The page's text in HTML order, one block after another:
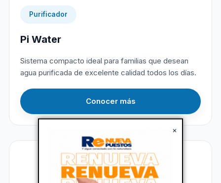
×
Purificador
Pi Water
Sistema compacto ideal para familias que desean
agua purificada de excelente calidad todos los días.
Conocer más